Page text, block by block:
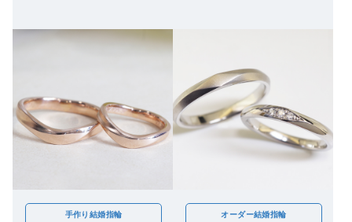
手作り結婚指輪 オーダー結婚指輪